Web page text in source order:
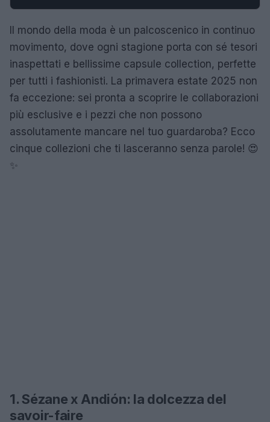
Il mondo della moda è un palcoscenico in continuo
movimento, dove ogni stagione porta con sé tesori
inaspettati e bellissime capsule collection, perfette
per tutti i fashionisti. La primavera estate 2025 non
fa eccezione: sei pronta a scoprire le collaborazioni
più esclusive e i pezzi che non possono
assolutamente mancare nel tuo guardaroba? Ecco
cinque collezioni che ti lasceranno senza parole! 😍
✨
1. Sézane x Andión: la dolcezza del
savoir-faire